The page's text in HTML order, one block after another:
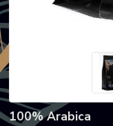
100% Arabica